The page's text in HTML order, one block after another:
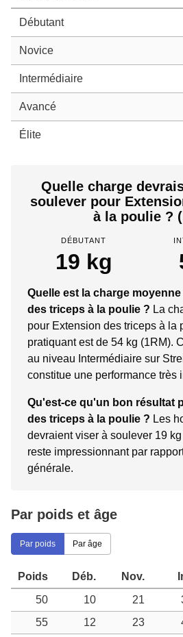
Débutant
Novice
Intermédiaire
Avancé
Élite
Quelle charge
soulever pour
à la poulie ?
DÉBUTANT
19 kg
Quelle est la charge
des triceps à la poulie ? La
pour Extension des triceps à la
pratiquant est de 54 kg (1RM).
au niveau Intermédiaire sur
constitue une performance très
Qu'est-ce qu'un bon résultat
des triceps à la poulie ? Les
devraient viser à soulever 19
reste impressionnant par
générale.
Par poids et âge
Par poids Par âge
Poids Déb. Nov.
50
10 21
55
12 23